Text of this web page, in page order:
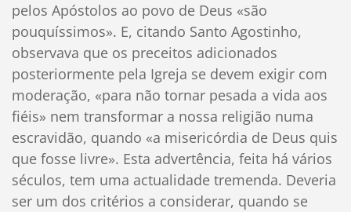
pelos Apóstolos ao povo de Deus «são
pouquíssimos». E, citando Santo Agostinho,
observava que os preceitos adicionados
posteriormente pela Igreja se devem exigir com
moderação, «para não tornar pesada a vida aos
fiéis» nem transformar a nossa religião numa
escravidão, quando «a misericórdia de Deus quis
que fosse livre». Esta advertência, feita há vários
séculos, tem uma actualidade tremenda. Deveria
ser um dos critérios a considerar, quando se